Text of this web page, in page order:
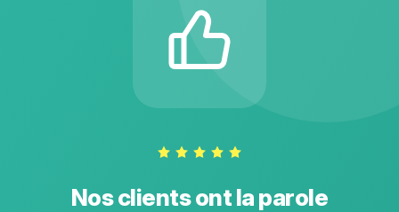
Nos clients ont la parole